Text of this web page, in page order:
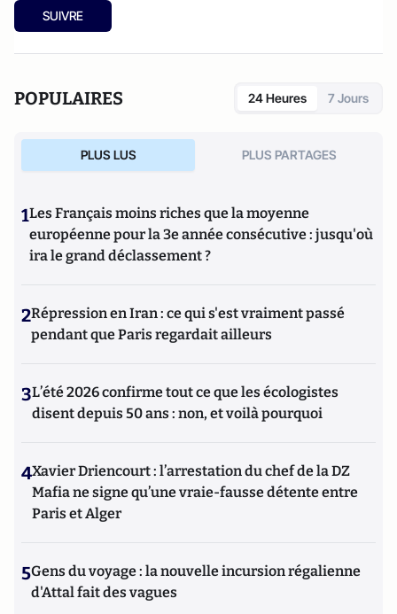
SUIVRE
POPULAIRES 24 Heures 7 Jours
PLUS LUS PLUS PARTAGES
1Les Français moins riches que la moyenne
européenne pour la 3e année consécutive : jusqu'où
ira le grand déclassement ?
2Répression en Iran : ce qui s'est vraiment passé
pendant que Paris regardait ailleurs
3L’été 2026 confirme tout ce que les écologistes
disent depuis 50 ans : non, et voilà pourquoi
4Xavier Driencourt : l’arrestation du chef de la DZ
Mafia ne signe qu’une vraie-fausse détente entre
Paris et Alger
5Gens du voyage : la nouvelle incursion régalienne
d'Attal fait des vagues